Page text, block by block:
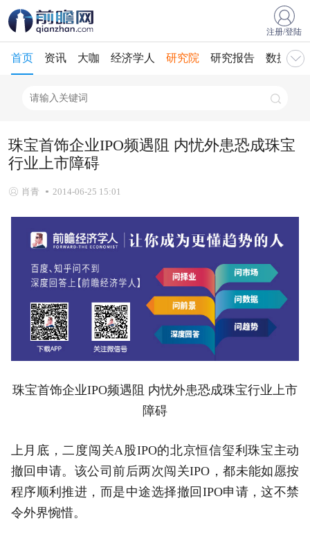
注册/登陆
首页 资讯 大咖 经济学人 研究院 研究报告 数据库
珠宝首饰企业IPO频遇阻 内忧外患恐成珠宝
行业上市障碍
肖青 2014-06-25 15:01
珠宝首饰企业IPO频遇阻 内忧外患恐成珠宝行业上市
障碍
上月底，二度闯关A股IPO的北京恒信玺利珠宝主动
撤回申请。该公司前后两次闯关IPO，都未能如愿按
程序顺利推进，而是中途选择撤回IPO申请，这不禁
令外界惋惜。